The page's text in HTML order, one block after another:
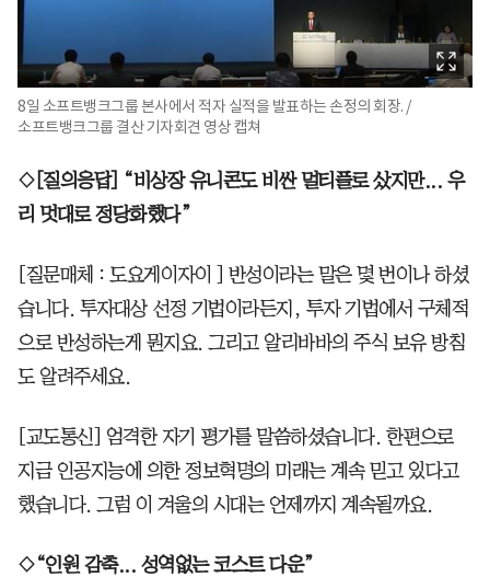
8일 소프트뱅크그룹 본사에서 적자 실적을 발표하는 손정의 회장. /
소프트뱅크그룹 결산 기자회견 영상 캡쳐
◇[질의응답] “비상장 유니콘도 비싼 멀티플로 샀지만... 우
리 멋대로 정당화했다”
[질문매체 : 도요게이자이 ] 반성이라는 말은 몇 번이나 하셨
습니다. 투자대상 선정 기법이라든지, 투자 기법에서 구체적
으로 반성하는게 뭔지요. 그리고 알리바바의 주식 보유 방침
도 알려주세요.
[교도통신] 엄격한 자기 평가를 말씀하셨습니다. 한편으로
지금 인공지능에 의한 정보혁명의 미래는 계속 믿고 있다고
했습니다. 그럼 이 겨울의 시대는 언제까지 계속될까요.
◇“인원 감축... 성역없는 코스트 다운”